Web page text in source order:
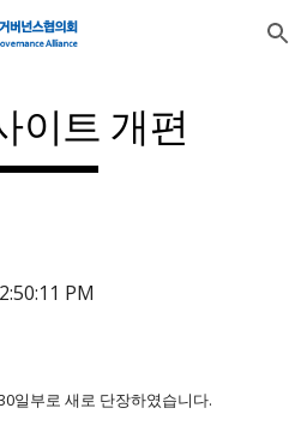
Skip to navigation
이트 개편
PM
일부로 새로 단장하였습니다.